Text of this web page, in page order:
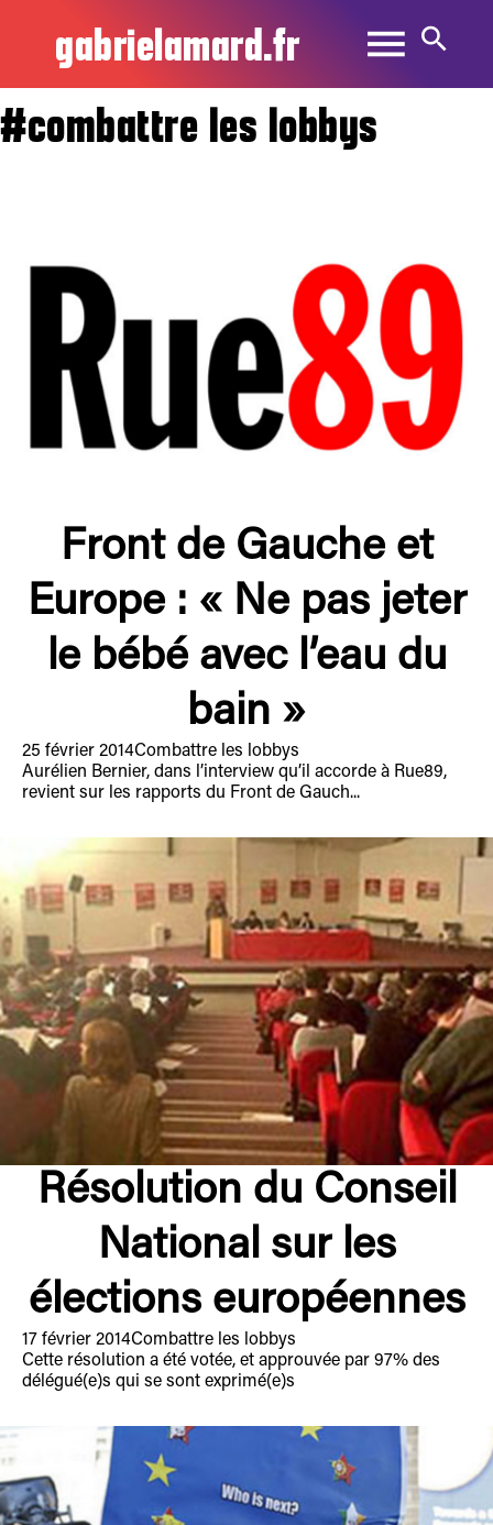
gabrielamard.fr
#combattre les lobbys
Front de Gauche et
Europe : « Ne pas jeter
le bébé avec l’eau du
bain »
25 février 2014Combattre les lobbys
Aurélien Bernier, dans l’interview qu’il accorde à Rue89,
revient sur les rapports du Front de Gauch...
Résolution du Conseil
National sur les
élections européennes
17 février 2014Combattre les lobbys
Cette résolution a été votée, et approuvée par 97% des
délégué(e)s qui se sont exprimé(e)s